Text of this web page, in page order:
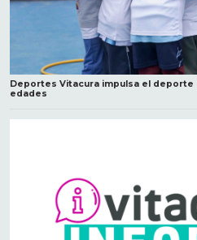
Deportes Vitacura impulsa el
edades